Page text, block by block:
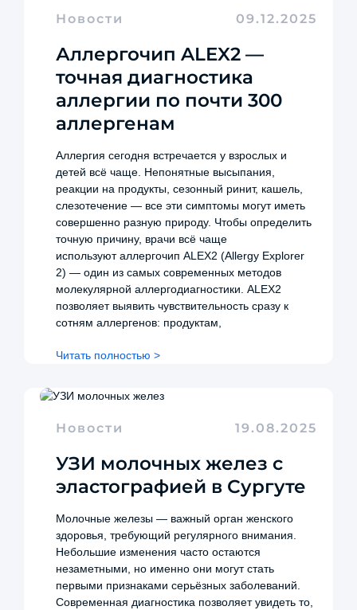
Новости 09.12.2025
Аллергочип ALEX2 —
точная диагностика
аллергии по почти 300
аллергенам
Аллергия сегодня встречается у взрослых и
детей всё чаще. Непонятные высыпания,
реакции на продукты, сезонный ринит, кашель,
слезотечение — все эти симптомы могут иметь
совершенно разную природу. Чтобы определить
точную причину, врачи всё чаще
используют аллергочип ALEX2 (Allergy Explorer
2) — один из самых современных методов
молекулярной аллергодиагностики. ALEX2
позволяет выявить чувствительность сразу к
сотням аллергенов: продуктам,
Читать полностью >
Новости 19.08.2025
УЗИ молочных желез с
эластографией в Сургуте
Молочные железы — важный орган женского
здоровья, требующий регулярного внимания.
Небольшие изменения часто остаются
незаметными, но именно они могут стать
первыми признаками серьёзных заболеваний.
Современная диагностика позволяет увидеть то,